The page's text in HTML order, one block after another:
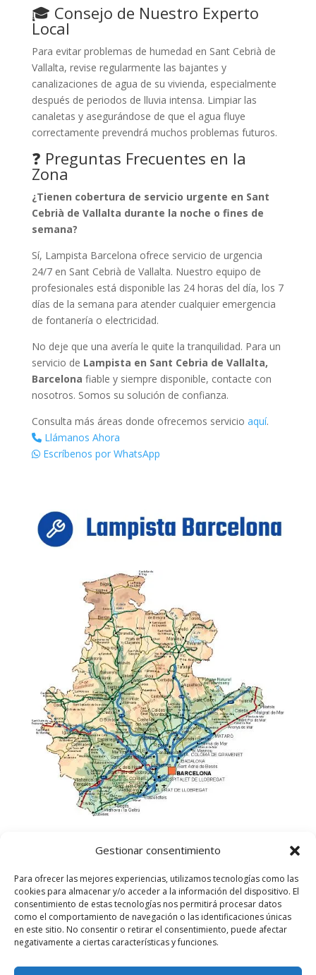
Gestionar consentimiento
Para ofrecer las mejores experiencias, utilizamos tecnologías como las
cookies para almacenar y/o acceder a la información del dispositivo. El
consentimiento de estas tecnologías nos permitirá procesar datos
como el comportamiento de navegación o las identificaciones únicas
en este sitio. No consentir o retirar el consentimiento, puede afectar
negativamente a ciertas características y funciones.
🎓 Consejo de Nuestro Experto
Local
Para evitar problemas de humedad en Sant Cebrià de
Vallalta, revise regularmente las bajantes y
canalizaciones de agua de su vivienda, especialmente
después de periodos de lluvia intensa. Limpiar las
canaletas y asegurándose de que el agua fluye
correctamente prevendrá muchos problemas futuros.
❓ Preguntas Frecuentes en la
Zona
¿Tienen cobertura de servicio urgente en Sant
Cebrià de Vallalta durante la noche o fines de
semana?
Sí, Lampista Barcelona ofrece servicio de urgencia
24/7 en Sant Cebrià de Vallalta. Nuestro equipo de
profesionales está disponible las 24 horas del día, los 7
días de la semana para atender cualquier emergencia
de fontanería o electricidad.
No deje que una avería le quite la tranquilidad. Para un
servicio de Lampista en Sant Cebria de Vallalta,
Barcelona fiable y siempre disponible, contacte con
nosotros. Somos su solución de confianza.
Consulta más áreas donde ofrecemos servicio aquí.
Llámanos Ahora
Escríbenos por WhatsApp